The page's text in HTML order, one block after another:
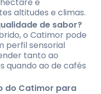
altitudes e climas.
de sabor?
o Catimor pode
perfil sensorial
tanto ao
quando ao de cafés
do Catimor para